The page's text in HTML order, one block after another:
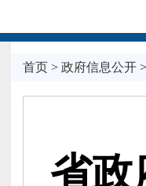
首页> 政府信息公开
省政